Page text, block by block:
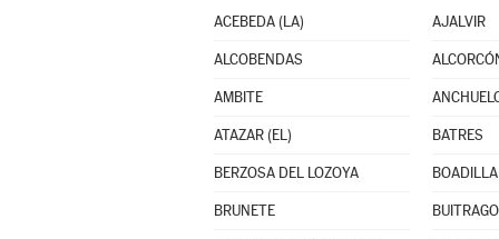
ACEBEDA (LA) AJALVIR
ALCOBENDAS
AMBITE
ATAZAR (EL) BATRES
BERZOSA DEL LOZOYA
BRUNETE